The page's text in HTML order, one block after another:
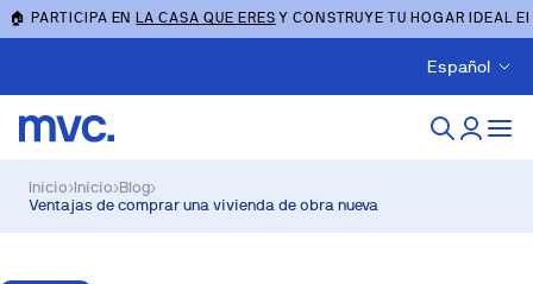
🏠 PARTICIPA ENLA CASA QUE ERES Y CONSTRUYE TU HOGAR IDEAL
Español
Inicio›Inicio›Blog›
Ventajas de comprar una vivienda de obra nueva